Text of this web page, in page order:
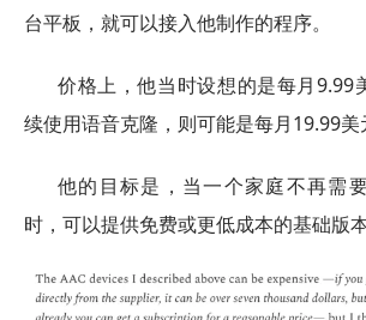
台平板，就可以接入他制作的程序。
价格上，他当时设想的是每月9.99
续使用语音克隆，则可能是每月19.99美
他的目标是，当一个家庭不再需
时，可以提供免费或更低成本的基础版本